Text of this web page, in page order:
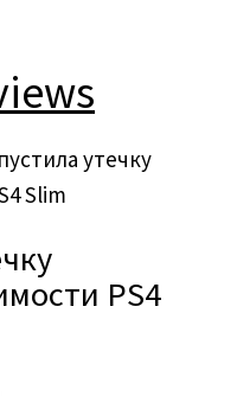
утечку
Slim
PS4